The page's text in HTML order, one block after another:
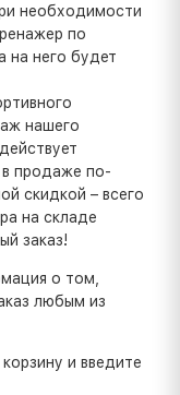
необходимости
по
на него будет
нашего
в продаже по-
скидкой – всего
на складе
заказ!
о том,
любым из
и введите